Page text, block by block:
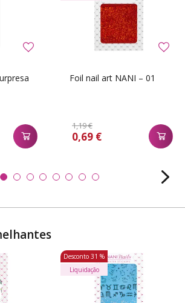
Foil nail art NANI – 01
1,19 €
0,69 €
Desconto 31 %
Liquidação